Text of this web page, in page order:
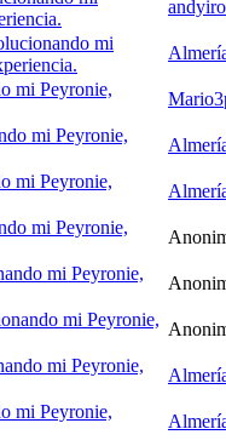
mi
mi Peyronie,
mi Peyronie,
mi Peyronie,
mi Peyronie,
mi Peyronie,
mi Peyronie,
mi Peyronie,
mi Peyronie,